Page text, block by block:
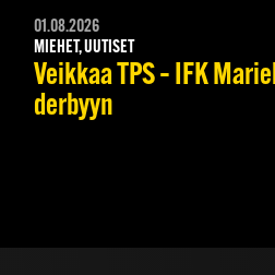
01.08.2026
MIEHET, UUTISET
Veikkaa TPS – IFK
derbyyn